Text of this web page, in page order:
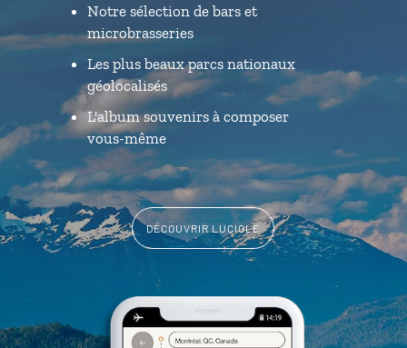
Notre sélection de bars et
microbrasseries
Les plus beaux parcs nationaux
géolocalisés
L'album souvenirs à composer
vous-même
DÉCOUVRIR LUCIOLE